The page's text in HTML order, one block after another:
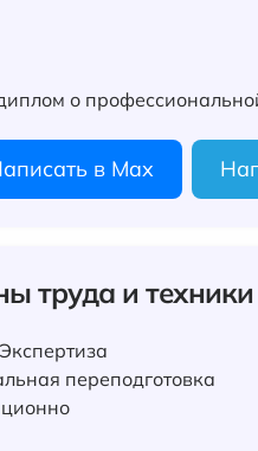
о
в Max
труда и
Экспертиза
переподготовка